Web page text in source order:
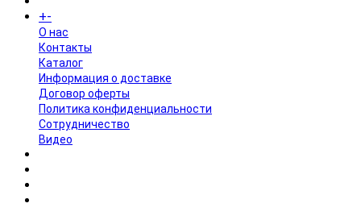
+-
O нас
Контакты
Каталог
Информация о доставке
Договор оферты
Политика конфиденциальности
Сотрудничество
Видео